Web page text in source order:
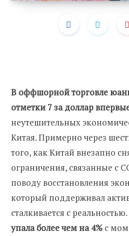
В оффшорной торговле
отметки 7 за доллар
неутешительных
Китая. Примерно через
того, как Китай внезапно
ограничения, связанные с
поводу восстановления
который поддерживал
сталкивается с реальностью.
упала более чем на 4% с